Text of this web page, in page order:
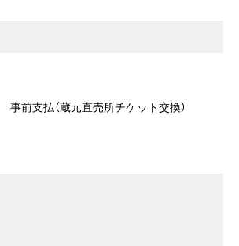
事前支払（蔵元直売所チケット交換）